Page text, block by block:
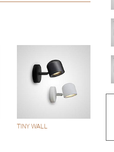
TINY WALL